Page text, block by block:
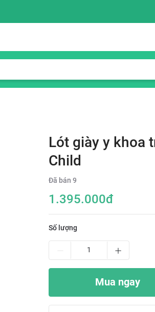
Lót giày y khoa
Child
Đã bán 9
1.395.000đ
Số lượng
Mua ngay